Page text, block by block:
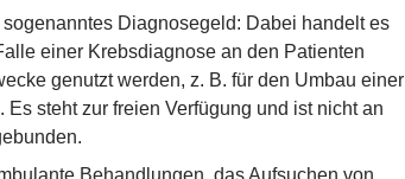
Diagnosegeld: Dabei handelt es
einer Krebsdiagnose an den Patienten
genutzt werden, z. B. für den Umbau einer
steht zur freien Verfügung und ist nicht an
Behandlungen, das Aufsuchen von